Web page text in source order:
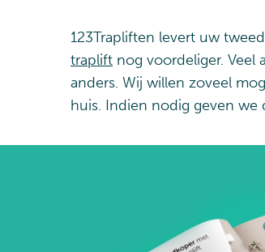
123Trapliften levert uw
traplift nog voordeliger. Veel
anders. Wij willen zoveel
huis. Indien nodig geven we